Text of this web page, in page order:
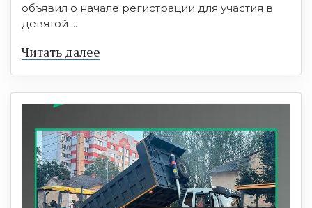
объявил о начале регистрации для участия в
девятой ...
Читать далее